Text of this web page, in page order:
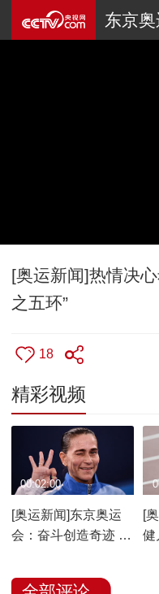
东京
[奥运新闻]热情决
之五环”
18
精彩视频
[奥运新闻]东京奥运
会：奋斗创造奇迹 拼
00:02:00
[
健